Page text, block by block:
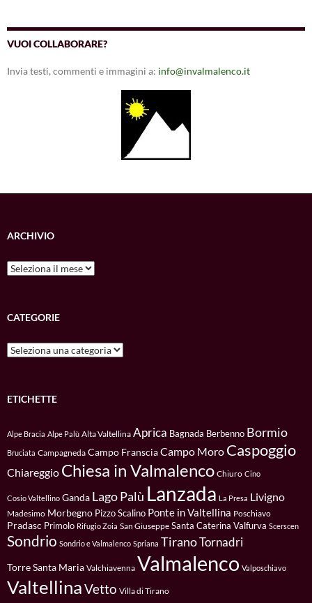
VUOI COLLABORARE?
Invia testi, commenti e immagini a: info@invalmalenco.it
ARCHIVIO
Archivio
CATEGORIE
Categorie
ETICHETTE
Alpe Bracia Alpe Palù Alta Valtellina Aprica Bagnada Berbenno Bormio
Bruciata Campagneda Campo FransciaCampo Moro Caspoggio
Chiareggio Chiesa in Valmalenco Chiuro Cino
Cosio Valtellino Ganda Lago Palù Lanzada La Presa Livigno
Madesimo Morbegno Pizzo Scalino Ponte in Valtellina Poschiavo
Pradasc Primolo Rifugio Zoia San Giuseppe Santa Caterina Valfurva Scerscen
Sondrio Sondrio e Valmalenco Spriana TiranoTornadri
Torre Santa Maria Valchiavenna Valmalenco Valposchiavo
ValtellinaVetto Villa di Tirano